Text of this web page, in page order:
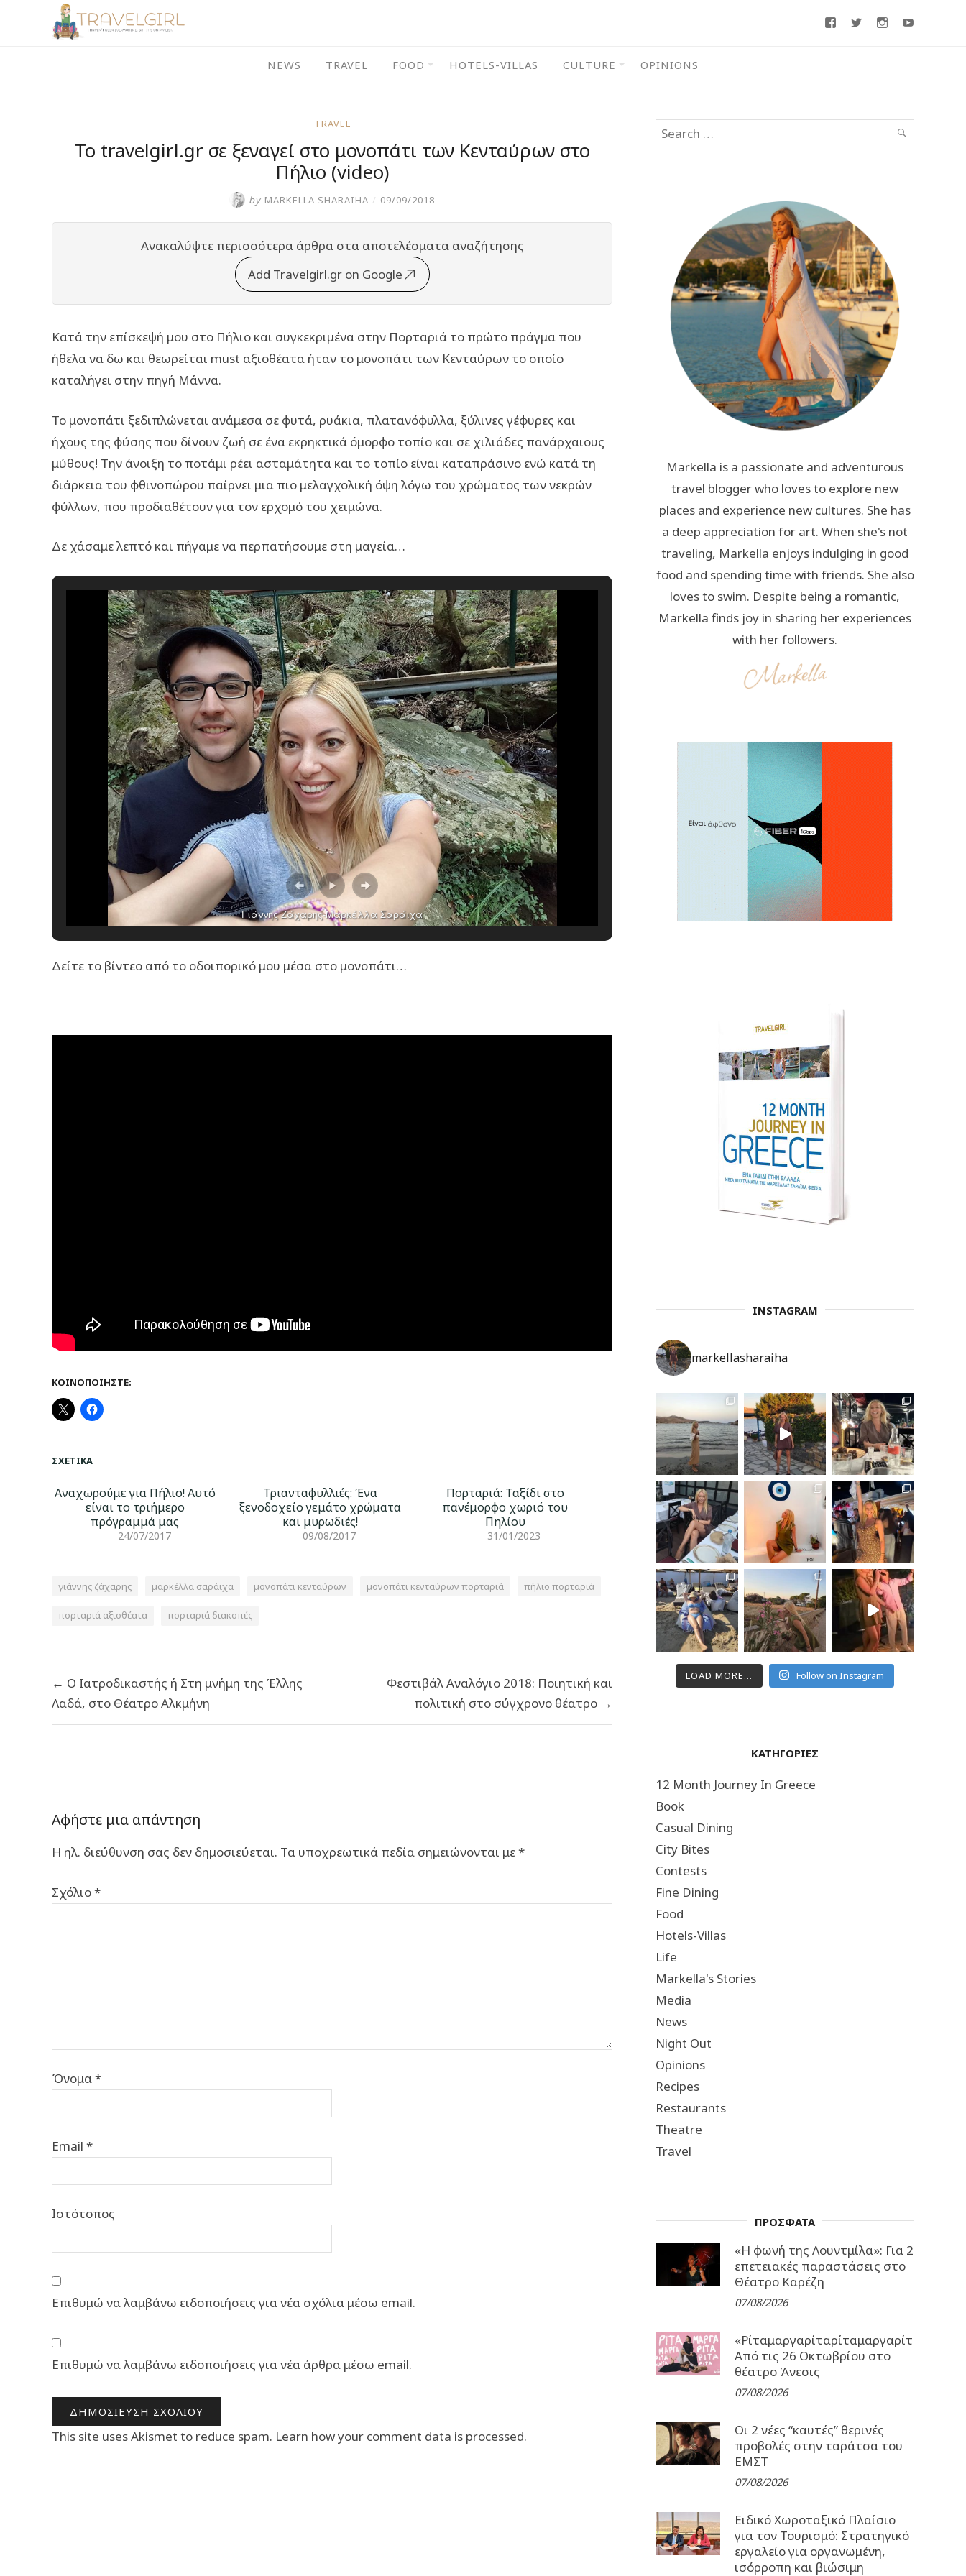
FacebookTwitterInstagram
NEWS TRAVEL FOOD HOTELS-VILLAS CULTURE OPINIONS
TRAVEL
Το travelgirl.gr σε ξεναγεί στο μονοπάτι των Κενταύρων στο
Πήλιο (video)
by MARKELLA SHARAIHA / 09/09/2018
Ανακαλύψτε περισσότερα άρθρα στα αποτελέσματα αναζήτησης
Add Travelgirl.gr on Google
Κατά την επίσκεψή μου στο Πήλιο και συγκεκριμένα στην Πορταριά το πρώτο πράγμα που
ήθελα να δω και θεωρείται must αξιοθέατα ήταν το μονοπάτι των Κενταύρων το οποίο
καταλήγει στην πηγή Μάννα.
Το μονοπάτι ξεδιπλώνεται ανάμεσα σε φυτά, ρυάκια, πλατανόφυλλα, ξύλινες γέφυρες και
ήχους της φύσης που δίνουν ζωή σε ένα εκρηκτικά όμορφο τοπίο και σε χιλιάδες πανάρχαιους
μύθους! Την άνοιξη το ποτάμι ρέει ασταμάτητα και το τοπίο είναι καταπράσινο ενώ κατά τη
διάρκεια του φθινοπώρου παίρνει μια πιο μελαγχολική όψη λόγω του χρώματος των νεκρών
φύλλων, που προδιαθέτουν για τον ερχομό του χειμώνα.
Δε χάσαμε λεπτό και πήγαμε να περπατήσουμε στη μαγεία…
Γιάννης Ζάχαρης-Μαρκέλλα Σαράιχα
Δείτε το βίντεο από το οδοιπορικό μου μέσα στο μονοπάτι…
ΚΟΙΝΟΠΟΙΉΣΤΕ:
ΣΧΕΤΙΚΆ
Αναχωρούμε για Πήλιο! Αυτό
είναι το τριήμερο
πρόγραμμά μας
24/07/2017
Τριανταφυλλιές: Ένα
ξενοδοχείο γεμάτο χρώματα
και μυρωδιές!
09/08/2017
Πορταριά: Ταξίδι στο
πανέμορφο χωριό του
Πηλίου
31/01/2023
γιάννης ζάχαρης μαρκέλλα σαράιχα μονοπάτι κενταύρων μονοπάτι κενταύρων πορταριά πήλιο πορταριά
πορταριά αξιοθέατα πορταριά διακοπές
άρθρων
← Ο Ιατροδικαστής ή Στη μνήμη της Έλλης
Λαδά, στο Θέατρο Αλκμήνη
Φεστιβάλ Αναλόγιο 2018: Ποιητική και
πολιτική στο σύγχρονο θέατρο →
Αφήστε μια απάντηση
Η ηλ. διεύθυνση σας δεν δημοσιεύεται. Τα υποχρεωτικά πεδία σημειώνονται με*
Σχόλιο*
Όνομα*
Email *
Ιστότοπος
Επιθυμώ να λαμβάνω ειδοποιήσεις για νέα σχόλια μέσω email.
Επιθυμώ να λαμβάνω ειδοποιήσεις για νέα άρθρα μέσω email.
This site uses Akismet to reduce spam. Learn how your comment data is processed.
Search
for:
SEARCH
Markella is a passionate and adventurous
travel blogger who loves to explore new
places and experience new cultures. She has
a deep appreciation for art. When she's not
traveling, Markella enjoys indulging in good
food and spending time with friends. She also
loves to swim. Despite being a romantic,
Markella finds joy in sharing her experiences
with her followers.
INSTAGRAM
markellasharaiha
LOAD MORE... Follow on Instagram
ΚΑΤΗΓΟΡΙΕΣ
12 Month Journey In Greece
Book
Casual Dining
City Bites
Contests
Fine Dining
Food
Hotels-Villas
Life
Markella's Stories
Media
News
Night Out
Opinions
Recipes
Restaurants
Theatre
Travel
ΠΡΟΣΦΑΤΑ
«Η φωνή της Λουντμίλα»: Για 2
επετειακές παραστάσεις στο
Θέατρο Καρέζη
07/08/2026
Από τις 26 Οκτωβρίου στο
θέατρο Άνεσις
07/08/2026
Οι 2 νέες “καυτές” θερινές
προβολές στην ταράτσα του
ΕΜΣΤ
07/08/2026
Ειδικό Χωροταξικό Πλαίσιο
για τον Τουρισμό: Στρατηγικό
εργαλείο για οργανωμένη,
ισόρροπη και βιώσιμη